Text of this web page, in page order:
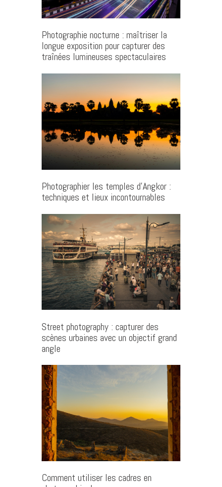
Photographie nocturne : maîtriser la
longue exposition pour capturer des
traînées lumineuses spectaculaires
Photographier les temples d’Angkor :
techniques et lieux incontournables
Street photography : capturer des
scènes urbaines avec un objectif grand
angle
Comment utiliser les cadres en